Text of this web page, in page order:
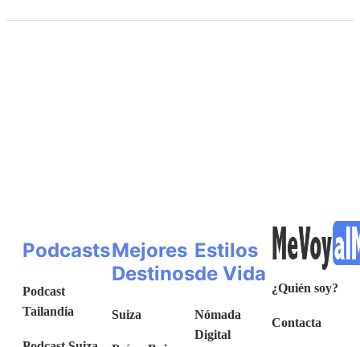
Podcasts
Podcast
Tailandia
Mejores
Destinos
Suiza
Estilos
de Vida
Nómada
Digital
¿Quién soy?
Contacta